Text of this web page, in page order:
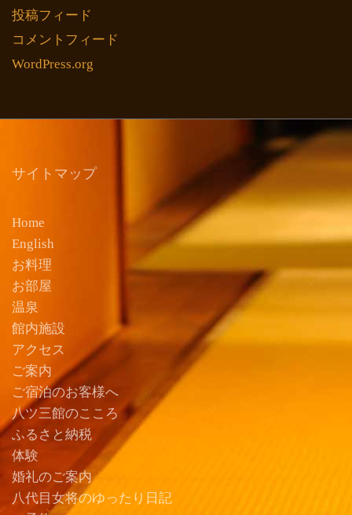
投稿フィード
コメントフィード
WordPress.org
サイトマップ
Home
English
お料理
お部屋
温泉
館内施設
アクセス
ご案内
ご宿泊のお客様へ
八ツ三館のこころ
ふるさと納税
体験
婚礼のご案内
八代目女将のゆったり日記